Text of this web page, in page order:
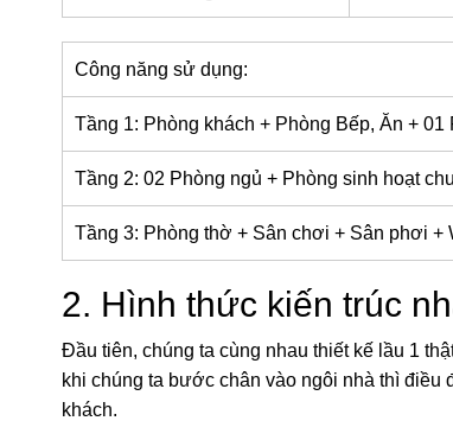
Công năng sử dụng:
Tầng 1: Phòng khách + Phòng Bếp, Ăn +
Tầng 2: 02 Phòng ngủ + Phòng sinh hoạt
Tầng 3: Phòng thờ + Sân chơi + Sân phơi +
2. Hình thức kiến trúc
Đầu tiên, chúng ta cùng nhau thiết kế lầu 1
khi chúng ta bước chân vào ngôi nhà thì điều
khách.